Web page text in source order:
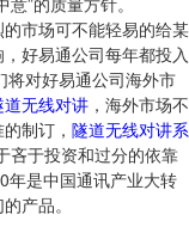
市场可不能轻易的给某
好易通公司每年都投入
将对好易通公司海外市
道无线对讲 ，海外市场不
制订， 隧道无线对讲系
吝于投资和过分的依靠
年是中国通讯产业大转
产品。